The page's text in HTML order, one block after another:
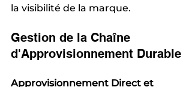
la visibilité de la marque.
Gestion de la Chaîne
d'Approvisionnement Durable
Approvisionnement Direct et